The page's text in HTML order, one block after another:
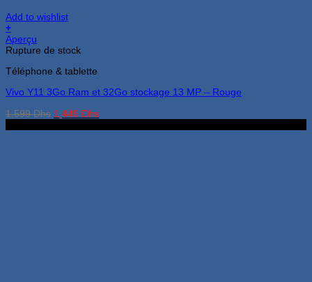
Add to wishlist
+
Aperçu
Rupture de stock
Téléphone & tablette
Vivo Y11 3Go Ram et 32Go stockage 13 MP – Rouge
1,599Dhs Le
1,449 DhsLe